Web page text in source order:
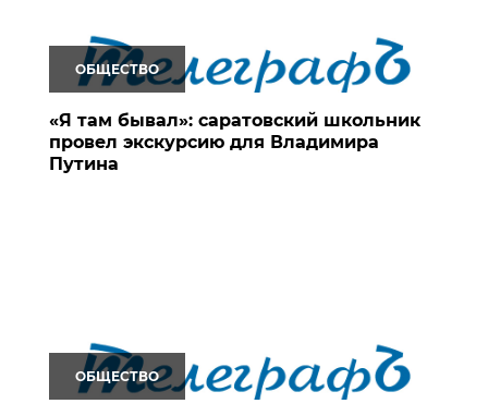
ОБЩЕСТВО
«Я там бывал»: саратовский школьник
провел экскурсию для Владимира
Путина
ОБЩЕСТВО